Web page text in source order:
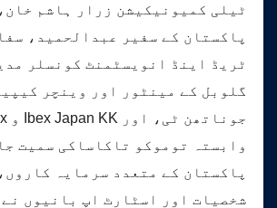
ٹیلی کمیونیکیشن زرار ہاشم
پاکستان کے سفیر عبدالحمید،
گلوبل کے مینٹور اور وینچر
وابستہ توموکو تاکاساکی سمیت
پاکستان کے متعدد سرمایہ
شخصیات اور اسٹارٹ اپ بانیوں نے